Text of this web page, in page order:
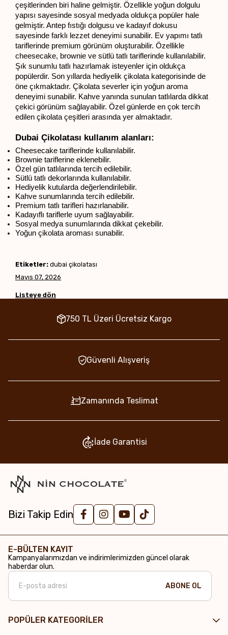
çeşitlerinden biri haline gelmiştir. Özellikle yoğun dolgulu
yapısı sayesinde sosyal medyada oldukça popüler hale
gelmiştir. Antep fıstığı dolgusu ve kadayıf dokusu
sayesinde farklı lezzet deneyimi sunabilir. Ev yapımı tatlı
tariflerinde premium görünüm oluşturabilir. Özellikle
cheesecake, brownie ve sütlü tatlı tariflerinde kullanılabilir.
Şık sunumlu tatlı hazırlamak isteyenler için oldukça
popülerdir. Son yıllarda hediyelik çikolata kategorisinde de
öne çıkmaktadır. Çikolata severler için yoğun aroma
deneyimi sunabilir. Kahve yanında sunulan tatlılarda dikkat
çekici görünüm sağlayabilir. Özel günlerde en çok tercih
edilen çikolata çeşitleri arasında yer almaktadır.
Dubai Çikolatası kullanım alanları:
Cheesecake tariflerinde kullanılabilir.
Brownie tariflerine eklenebilir.
Özel gün tatlılarında tercih edilebilir.
Sütlü tatlı dekorlarında kullanılabilir.
Hediyelik kutularda değerlendirilebilir.
Kahve sunumlarında tercih edilebilir.
Premium tatlı tarifleri hazırlanabilir.
Kadayıflı tariflerle uyum sağlayabilir.
Sosyal medya sunumlarında dikkat çekebilir.
Yoğun çikolata aroması sunabilir.
Etiketler: dubai çikolatası
Mayıs 07, 2026
Listeye dön
750 TL Üzeri Ücretsiz Kargo
Güvenli Alışveriş
Zamanında Teslimat
İade Garantisi
Bizi Takip Edin
POPÜLER KATEGORİLER
E-BÜLTEN KAYIT
Kampanyalarımızdan ve indirimlerimizden güncel olarak
haberdar olun.
ABONE OL